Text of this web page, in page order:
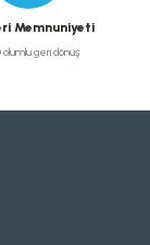
Memnuniyeti
olumlu geri dönüş